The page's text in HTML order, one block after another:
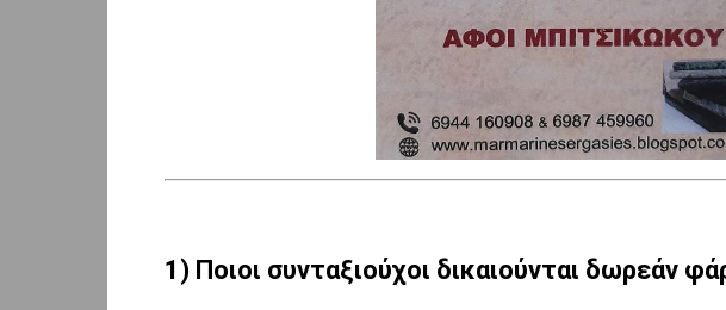
1) Ποιοι συνταξιούχοι δικαιούνται δωρεάν